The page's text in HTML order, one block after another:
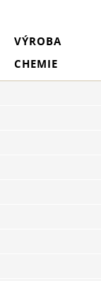
VÝROBA
CHEMIE